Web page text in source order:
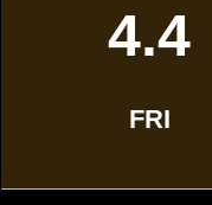
4.4
FRI